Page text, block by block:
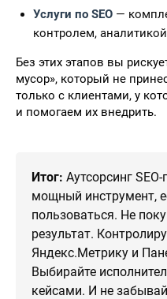
Услуги по SEO —
контролем,
Без этих этапов вы
мусор», который не
только с клиентами, у
и помогаем их внедрить.
Итог: Аутсорсинг
мощный инструмент,
пользоваться. Не
результат.
Яндекс.Метрику и
Выбирайте
кейсами. И не